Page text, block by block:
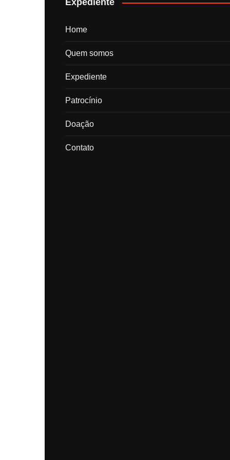
Expediente
Home
Quem somos
Expediente
Patrocínio
Doação
Contato